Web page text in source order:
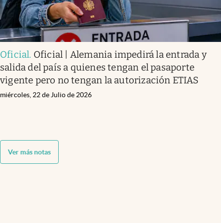
Oficial. Oficial | Alemania impedirá la entrada y
salida del país a quienes tengan el pasaporte
vigente pero no tengan la autorización ETIAS
miércoles, 22 de Julio de 2026
Ver más notas